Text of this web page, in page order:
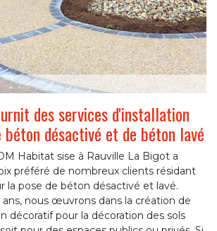
des services d'installation
béton désactivé et de béton lavé
Habitat sise à Rauville La Bigot a
préféré de nombreux clients résidant
la pose de béton désactivé et lavé.
ans, nous œuvrons dans la création de
décoratif pour la décoration des sols